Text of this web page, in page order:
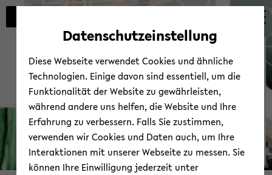
Automatische
vermeiden
skip
main
skip
main
skip
footer
Col­la­ge (v.l.n.r.): ©adobe.stock/Ta­tia­naZori­na; ebd./lar­shall­strom; ©Uni­ver­si­tät Bie­le­feld;
©Uni­ver­si­tät Bie­le­feld
Datenschutzeinstellung
Diese Webseite verwendet Cookies und ähnliche
Technologien. Einige davon sind essentiell, um die
Funktionalität der Website zu gewährleisten,
während andere uns helfen, die Website und Ihre
Erfahrung zu verbessern. Falls Sie zustimmen,
verwenden wir Cookies und Daten auch, um Ihre
Interaktionen mit unserer Webseite zu messen. Sie
können Ihre Einwilligung jederzeit unter